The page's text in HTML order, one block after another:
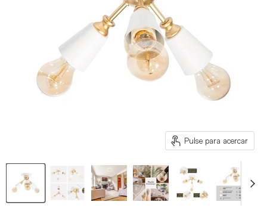
Pulse para acercar